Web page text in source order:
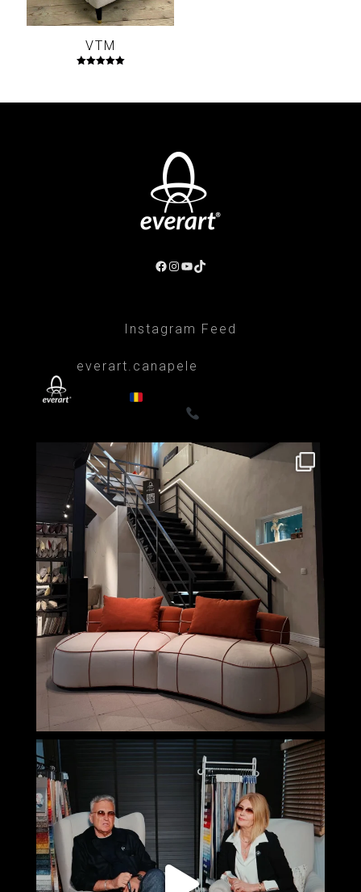
VTM
Facebook
Instagram
YouTube
TikTok
Instagram Feed
everart.canapele